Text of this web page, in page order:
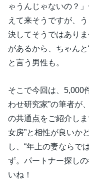
ゃうんじゃないの？
えて来そうですが、
決してそうではあり
があるから、ちゃんと
と言う男性も。
そこで今回は、5,000
わせ研究家”の筆者が
の共通点をご紹介し
女房”と相性が良いか
し、“年上の妻ならで
ず。パートナー探し
いね！